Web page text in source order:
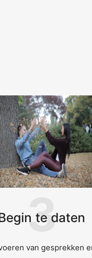
te daten
3
van gesprekken